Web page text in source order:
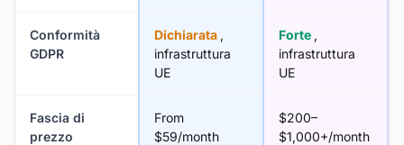
Conformità
GDPR
Dichiarata ,
infrastruttura
UE
Forte ,
infrastruttura
UE
Fascia di
prezzo
From
$59/month
$200–
$1,000+/month